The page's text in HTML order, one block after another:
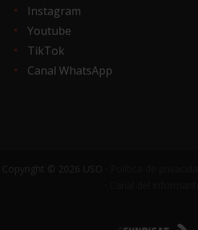
Instagram
Youtube
TikTok
Canal WhatsApp
Copyright © 2026 USO ·